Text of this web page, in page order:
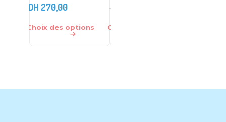
DH 270,00
Choix des options Choix des options